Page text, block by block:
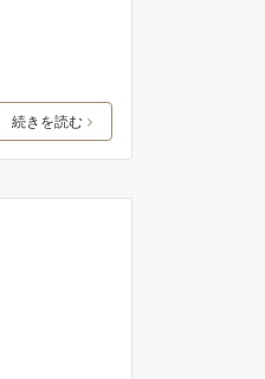
続きを読む